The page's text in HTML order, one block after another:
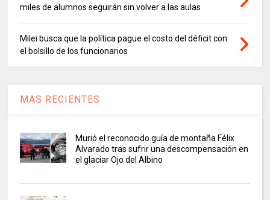
miles de alumnos seguirán sin volver a las aulas
Milei busca que la política pague el costo del déficit con
el bolsillo de los funcionarios
MAS RECIENTES
Murió el reconocido guía de montaña Félix
Alvarado tras sufrir una descompensación en
el glaciar Ojo del Albino